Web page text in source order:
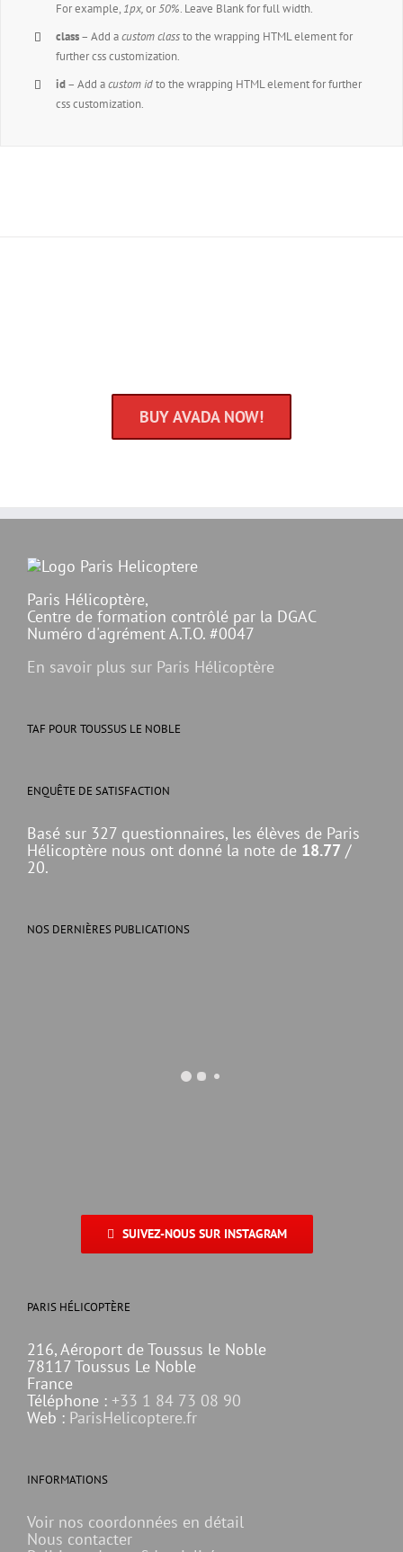
For example, 1px,or50%. Leave Blank for full width.
class– Add acustom classto the wrapping HTML element for
further css customization.
id– Add acustom idto the wrapping HTML element for further
css customization.
BUY AVADA NOW!
Paris Hélicoptère,
Centre de formation contrôlé par la DGAC
Numéro d'agrément A.T.O. #0047
En savoir plus sur Paris Hélicoptère
TAF POUR TOUSSUS LE NOBLE
ENQUÊTE DE SATISFACTION
Basé sur 327 questionnaires, les élèves de Paris
Hélicoptère nous ont donné la note de 18.77 /
20.
NOS DERNIÈRES PUBLICATIONS
SUIVEZ-NOUS SUR INSTAGRAM
PARIS HÉLICOPTÈRE
216, Aéroport de Toussus le Noble
78117 Toussus Le Noble
France
Téléphone : +33 1 84 73 08 90
Web : ParisHelicoptere.fr
INFORMATIONS
Voir nos coordonnées en détail
Nous contacter